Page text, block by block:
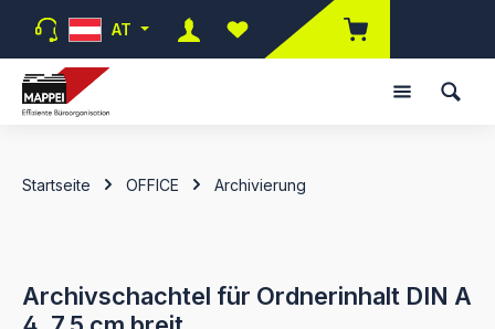
Zum Hauptinhalt springen
AT
Du hast 0 Produkte auf dem
Startseite OFFICE Archivierung
Archivschachtel für Ordnerinhalt DIN A